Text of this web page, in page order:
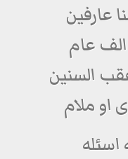
عارفين
الف عام
السنين
او ملام
اسئله